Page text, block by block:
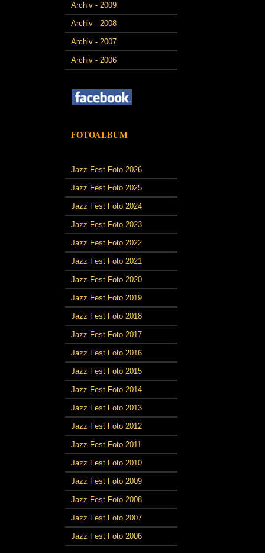
Archiv - 2009
Archiv - 2008
Archiv - 2007
Archiv - 2006
FOTOALBUM
Jazz Fest Foto 2026
Jazz Fest Foto 2025
Jazz Fest Foto 2024
Jazz Fest Foto 2023
Jazz Fest Foto 2022
Jazz Fest Foto 2021
Jazz Fest Foto 2020
Jazz Fest Foto 2019
Jazz Fest Foto 2018
Jazz Fest Foto 2017
Jazz Fest Foto 2016
Jazz Fest Foto 2015
Jazz Fest Foto 2014
Jazz Fest Foto 2013
Jazz Fest Foto 2012
Jazz Fest Foto 2011
Jazz Fest Foto 2010
Jazz Fest Foto 2009
Jazz Fest Foto 2008
Jazz Fest Foto 2007
Jazz Fest Foto 2006